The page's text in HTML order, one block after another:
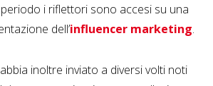
i riflettori sono accesi su una
dell’influencer marketing.
inoltre inviato a diversi volti noti